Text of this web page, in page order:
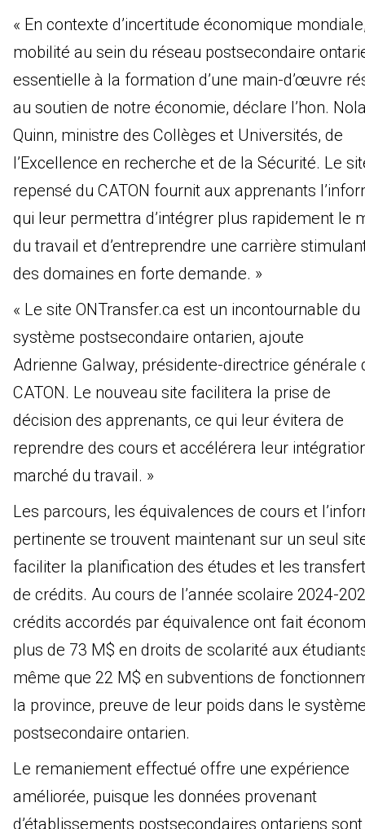
« En contexte d’incertitude économique
mobilité au sein du réseau postsecondaire
essentielle à la formation d’une main-d’œuvre
au soutien de notre économie, déclare l’hon.
Quinn, ministre des Collèges et Universités, de
l’Excellence en recherche et de la Sécurité. Le
repensé du CATON fournit aux apprenants
qui leur permettra d’intégrer plus rapidement le
du travail et d’entreprendre une carrière
des domaines en forte demande. »
« Le site ONTransfer.ca est un incontournable du
système postsecondaire ontarien, ajoute
Adrienne Galway, présidente-directrice générale
CATON. Le nouveau site facilitera la prise de
décision des apprenants, ce qui leur évitera de
reprendre des cours et accélérera leur
marché du travail. »
Les parcours, les équivalences de cours et
pertinente se trouvent maintenant sur un seul
faciliter la planification des études et les
de crédits. Au cours de l’année scolaire 2024-
crédits accordés par équivalence ont fait
plus de 73 M$ en droits de scolarité aux
même que 22 M$ en subventions de
la province, preuve de leur poids dans le
postsecondaire ontarien.
Le remaniement effectué offre une expérience
améliorée, puisque les données provenant
d’établissements postsecondaires ontariens sont